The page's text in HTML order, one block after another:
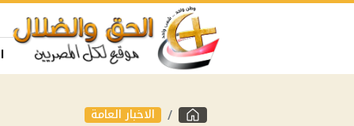
الاخبار العامة